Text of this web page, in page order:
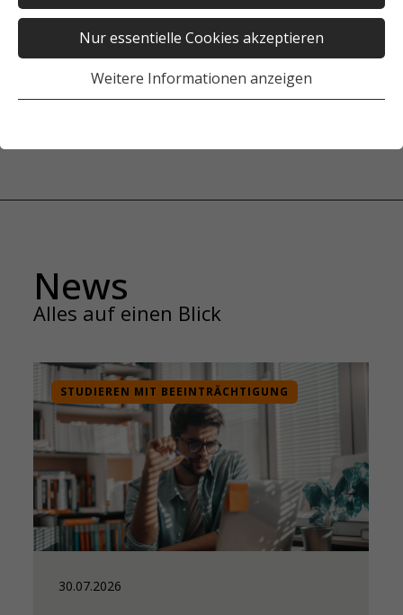
Nur essentielle Cookies akzeptieren
Weitere Informationen anzeigen
War die Seite hilfreich?
Ja Nein
News
Alles auf einen Blick
STUDIEREN MIT BEEINTRÄCHTIGUNG
30.07.2026